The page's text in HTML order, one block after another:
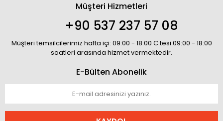
Müşteri Hizmetleri
+90 537 237 57 08
Müşteri temsilcilerimiz hafta içi: 09:00 - 18:00 C.tesi 09:00 - 18:00
saatleri arasında hizmet vermektedir.
E-Bülten Abonelik